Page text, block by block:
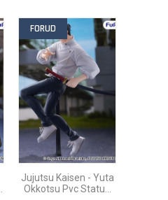
FORUD
Jujutsu Kaisen - Yuta
Okkotsu Pvc Statue